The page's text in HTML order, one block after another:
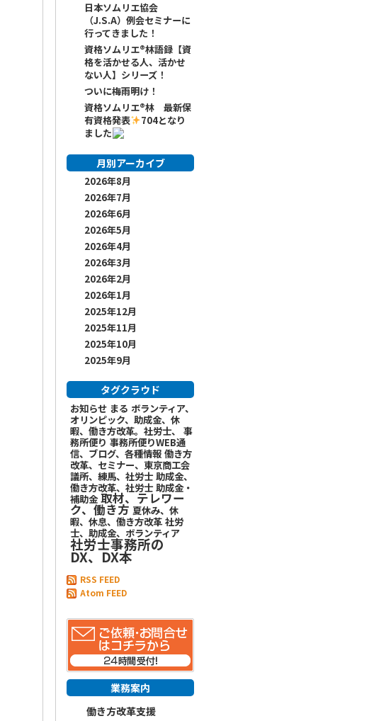
日本ソムリエ協会
（J.S.A）例会セミナーに
行ってきました！
資格ソムリエ®️林語録【資
格を活かせる人、活かせ
ない人】シリーズ！
ついに梅雨明け！
資格ソムリエ®️林 最新保
有資格発表
704となり
ました
月別アーカイブ
2026年8月
2026年7月
2026年6月
2026年5月
2026年4月
2026年3月
2026年2月
2026年1月
2025年12月
2025年11月
2025年10月
2025年9月
タグクラウド
お知らせ まる ボランティア、
オリンピック、助成金、休
暇、働き方改革。社労士、
事
務所便り 事務所便りWEB通
信、ブログ、各種情報 働き方
改革、セミナー、東京商工会
議所、練馬、社労士 助成金、
働き方改革、社労士 助成金・
補助金 取材、テレワー
ク、働き方 夏休み、休
暇、休息、働き方改革 社労
士、助成金、ボランティア
社労士事務所の
DX、DX本
RSS FEED
Atom FEED
業務案内
働き方改革支援